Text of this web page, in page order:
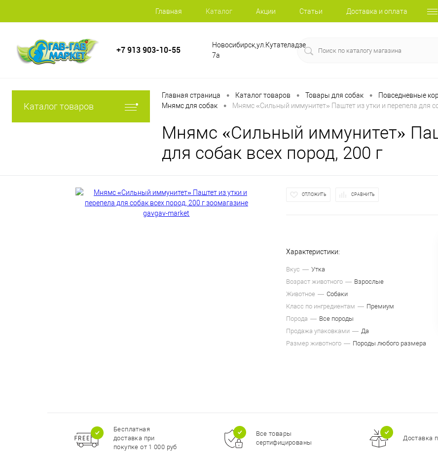
Главная Каталог Акции Статьи Доставка и оплата
+7 913 903-10-55
Новосибирск,ул.Кутателадзе
7а
Каталог товаров
Главная страница • Каталог товаров • Товары для собак • Повседневные
Мнямс для собак • Мнямс «Сильный иммунитет» Паштет из утки и перепела для
Мнямс «Сильный иммунитет»
для собак всех пород, 200 г
ОТЛОЖИТЬ СРАВНИТЬ
Характеристики:
Вкус
Утка
Возраст животного
Взрослые
Животное
Собаки
Класс по ингредиентам
Премиум
Порода
Все породы
Продажа упаковками
Да
Размер животного
Породы любого размера
Бесплатная
доставка при
покупке от 1 000 руб
Все товары
сертифицированы
Доставка